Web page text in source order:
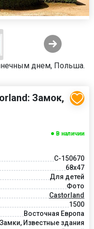
днем, Польша.
Замок,
В наличии
C-150670
68x47
Для детей
Фото
Castorland
1500
Восточная Европа
Известные здания